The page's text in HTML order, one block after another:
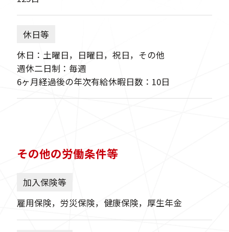
休日等
休日：土曜日，日曜日，祝日，その他
週休二日制：毎週
6ヶ月経過後の年次有給休暇日数：10日
その他の労働条件等
加入保険等
雇用保険，労災保険，健康保険，厚生年金